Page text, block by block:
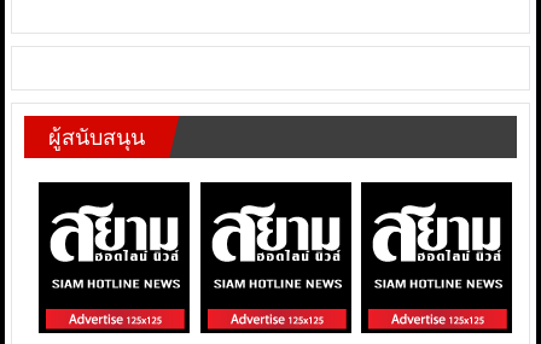
ผู้สนับสนุน